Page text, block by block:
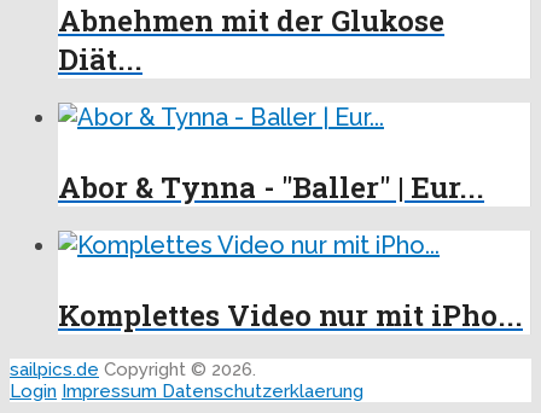
Abnehmen mit der Glukose
Diät...
Abor & Tynna - "Baller" | Eur...
Komplettes Video nur mit iPho...
sailpics.de Copyright © 2026.
Login Impressum Datenschutzerklaerung